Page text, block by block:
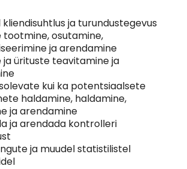
kliendisuhtlus ja turundustegevus
tootmine, osutamine,
ja arendamine
ja ürituste teavitamine ja
kui ka potentsiaalsete
haldamine, haldamine,
ja arendamine
ja arendada kontrolleri
ja muudel statistilistel